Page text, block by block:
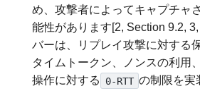
め、攻撃者によってキャプチャ
能性があります[2, Section 9.2,
バーは、リプレイ攻撃に対する
タイムトークン、ノンスの利用
操作に対する
0-RTT の制限を実